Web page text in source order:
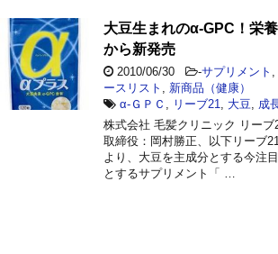
大豆生まれのα-GPC！栄
から新発売
2010/06/30 -サプリメント
ースリスト
新商品（健康）
α-ＧＰＣ
リーブ21 大豆 成
株式会社 毛髪クリニック リー
取締役：岡村勝正、以下リーブ
より、大豆を主成分とする今注
とするサプリメント「 …